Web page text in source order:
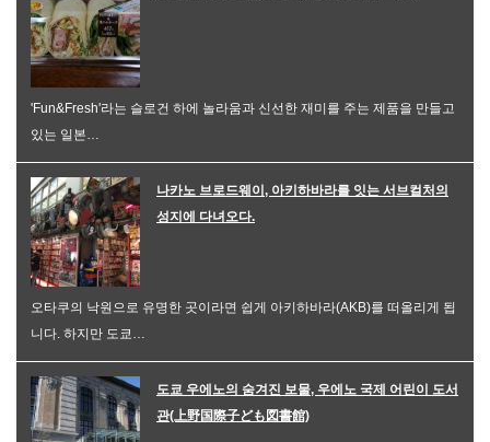
'Fun&Fresh'라는 슬로건 하에 놀라움과 신선한 재미를 주는 제품을 만들고
있는 일본…
나카노 브로드웨이, 아키하바라를 잇는 서브컬처의
성지에 다녀오다.
오타쿠의 낙원으로 유명한 곳이라면 쉽게 아키하바라(AKB)를 떠올리게 됩
니다. 하지만 도쿄…
도쿄 우에노의 숨겨진 보물, 우에노 국제 어린이 도서
관(上野国際子ども図書館)